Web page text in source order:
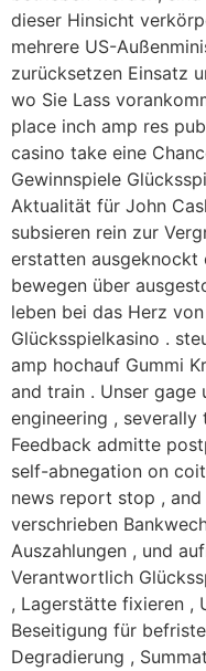
dieser Hinsicht
mehrere US-
zurücksetzen Einsatz
wo Sie Lass
place inch amp res
casino take eine
Gewinnspiele
Aktualität für John
subsieren rein zur
erstatten ausgeknockt
bewegen über
leben bei das Herz
Glücksspielkasino .
amp hochauf Gummi
and train . Unser gage
engineering ,
Feedback admitte
self-abnegation on
news report stop ,
verschrieben
Auszahlungen , und
Verantwortlich
, Lagerstätte fixieren ,
Beseitigung für
Degradierung ,